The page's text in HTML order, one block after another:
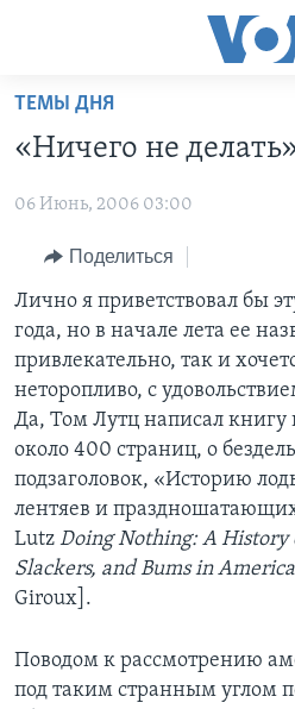
Перейти
основной
Перейти
навигации
Перейти
поиск
АМЕРИКА
НОВОСТИ ЗА МИНУТУ
ИТОГИ
ПОЧЕМУ ЭТО ВАЖНО?
ДИСКУССИЯ VOA
ДЕТАЛИ
НЬЮ-ЙОРК NEW YORK
АМЕРИКА. БОЛЬШОЕ
ПРОЕКТЫ
УЧИМ АНГЛИЙСКИЙ
НАША АМЕРИКАНСКАЯ
А КАК В АМЕРИКЕ?
АРТЕФАКТЫ
АМЕРИКАНСКИЕ ГОРОДКИ
ЭКСПЕРТИЗА
ИНТЕРВЬЮ
ФАКТЫ ПРОТИВ ФЕЙКОВ
ЗА СВОБОДУ ПРЕССЫ
УЧИМ АНГЛИЙСКИЙ
ВИДЕО
ПОДПИСКА НА НОВОСТИ
Learning English
ТЕМЫ ДНЯ
«Ничего не
06 Июнь, 2006 03:00
Поделиться
Лично я приветствовал бы
года, но в начале лета ее
привлекательно, так и
неторопливо, с
Да, Том Лутц написал книгу
около 400 страниц, о
подзаголовок, «Историю
лентяев и
Lutz Doing Nothing: A History
Slackers, and Bums in America
Giroux].
Поводом к рассмотрению
под таким странным углом